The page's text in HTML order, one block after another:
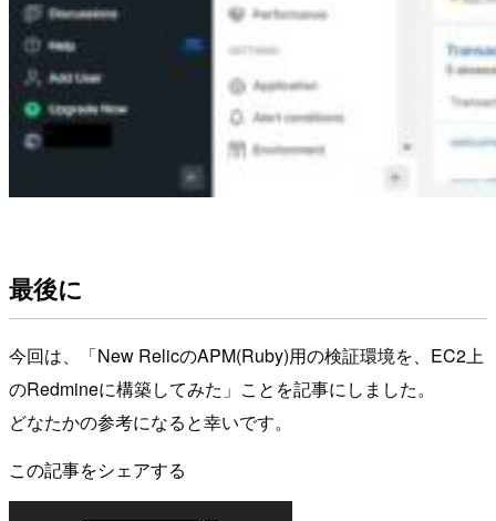
最後に
今回は、「New RelicのAPM(Ruby)用の検証環境を、EC2上
のRedmineに構築してみた」ことを記事にしました。
どなたかの参考になると幸いです。
この記事をシェアする